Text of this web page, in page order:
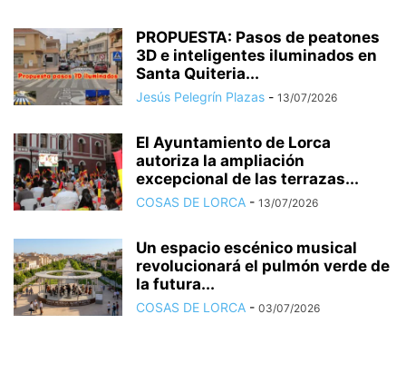
PROPUESTA: Pasos de peatones
3D e inteligentes iluminados en
Santa Quiteria...
Jesús Pelegrín Plazas - 13/07/2026
El Ayuntamiento de Lorca
autoriza la ampliación
excepcional de las terrazas...
COSAS DE LORCA - 13/07/2026
Un espacio escénico musical
revolucionará el pulmón verde de
la futura...
COSAS DE LORCA - 03/07/2026